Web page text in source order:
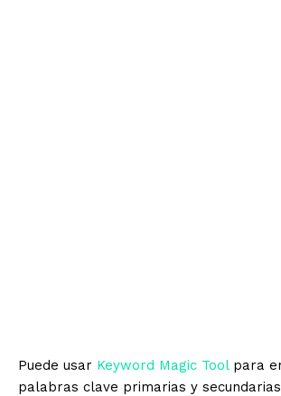
Puede usar Keyword Magic Toolpara
palabras clave primarias y